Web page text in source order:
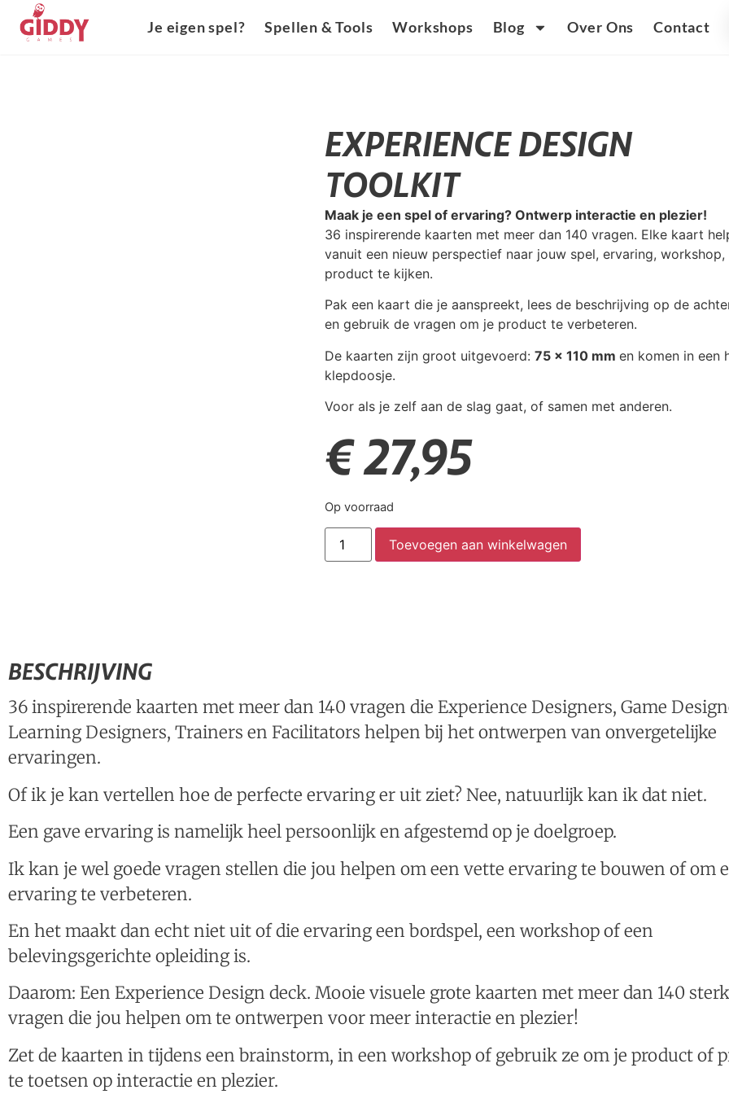
Je eigen spel? Spellen & Tools Workshops Blog Over Ons Contact
EXPERIENCE DESIGN
TOOLKIT
Maak je een spel of ervaring? Ontwerp interactie en plezier!
36 inspirerende kaarten met meer dan 140 vragen. Elke kaart
vanuit een nieuw perspectief naar jouw spel, ervaring,
product te kijken.
Pak een kaart die je aanspreekt, lees de beschrijving op de
en gebruik de vragen om je product te verbeteren.
De kaarten zijn groot uitgevoerd: 75 x 110 mm en komen in een
klepdoosje.
Voor als je zelf aan de slag gaat, of samen met anderen.
€27,95
Op voorraad
Toevoegen aan winkelwagen
BESCHRIJVING
36 inspirerende kaarten met meer dan 140 vragen die Experience Designers, Game
Learning Designers, Trainers en Facilitators helpen bij het ontwerpen van onvergetelijke
ervaringen.
Of ik je kan vertellen hoe de perfecte ervaring er uit ziet? Nee, natuurlijk kan ik dat niet.
Een gave ervaring is namelijk heel persoonlijk en afgestemd op je doelgroep.
Ik kan je wel goede vragen stellen die jou helpen om een vette ervaring te bouwen of om
ervaring te verbeteren.
En het maakt dan echt niet uit of die ervaring een bordspel, een workshop of een
belevingsgerichte opleiding is.
Daarom: Een Experience Design deck. Mooie visuele grote kaarten met meer dan 140
vragen die jou helpen om te ontwerpen voor meer interactie en plezier!
Zet de kaarten in tijdens een brainstorm, in een workshop of gebruik ze om je product of
te toetsen op interactie en plezier.